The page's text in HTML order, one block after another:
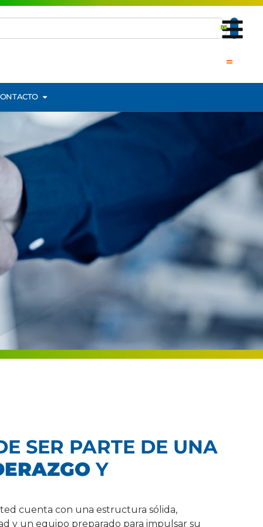
SER PARTE DE UNA
Y
cuenta con una estructura sólida,
y un equipo preparado para impulsar su